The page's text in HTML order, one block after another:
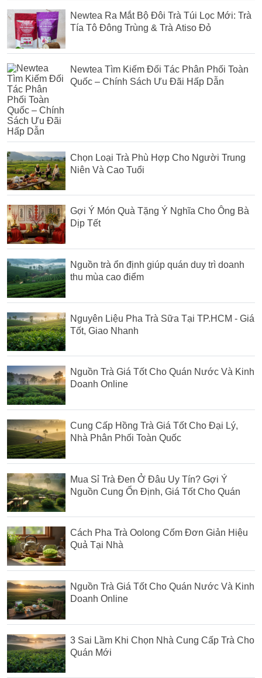
Newtea Ra Mắt Bộ Đôi Trà Túi Lọc Mới: Trà
Tía Tô Đông Trùng & Trà Atiso Đỏ
Newtea Tìm Kiếm Đối Tác Phân Phối Toàn
Quốc – Chính Sách Ưu Đãi Hấp Dẫn
Chọn Loại Trà Phù Hợp Cho Người Trung
Niên Và Cao Tuổi
Gợi Ý Món Quà Tặng Ý Nghĩa Cho Ông Bà
Dịp Tết
Nguồn trà ổn định giúp quán duy trì doanh
thu mùa cao điểm
Nguyên Liệu Pha Trà Sữa Tại TP.HCM - Giá
Tốt, Giao Nhanh
Nguồn Trà Giá Tốt Cho Quán Nước Và Kinh
Doanh Online
Cung Cấp Hồng Trà Giá Tốt Cho Đại Lý,
Nhà Phân Phối Toàn Quốc
Mua Sỉ Trà Đen Ở Đâu Uy Tín? Gợi Ý
Nguồn Cung Ổn Định, Giá Tốt Cho Quán
Cách Pha Trà Oolong Cốm Đơn Giản Hiệu
Quả Tại Nhà
Nguồn Trà Giá Tốt Cho Quán Nước Và Kinh
Doanh Online
3 Sai Lầm Khi Chọn Nhà Cung Cấp Trà Cho
Quán Mới